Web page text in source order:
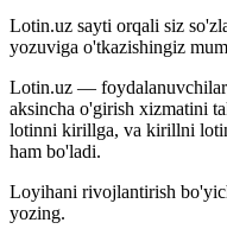
Lotin.uz sayti orqali siz
yozuviga o'tkazishingiz
Lotin.uz —
aksincha o'girish xizmatini
lotinni kirillga, va kirillni
ham bo'ladi.
Loyihani rivojlantirish
yozing.